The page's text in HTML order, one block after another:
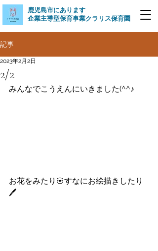
​鹿児島市にあります
企業主導型保育事業クラリス保育園
記事
2/2
2023年2月2日
みんなでこうえんにいきました(^^♪
お花をみたり🌸すなにお絵描きしたり
🖊